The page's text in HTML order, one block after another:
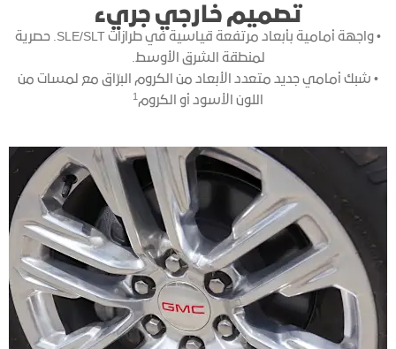
تصميم خارجي جريء
• واجهة أمامية بأبعاد مرتفعة قياسية في طرازات SLE/SLT. حصرية
لمنطقة الشرق الأوسط.
• شبك أمامي جديد متعدد الأبعاد من الكروم البرّاق مع لمسات من
اللون الأسود أو الكروم1